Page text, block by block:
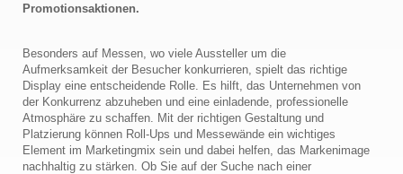
Promotionsaktionen.
Besonders auf Messen, wo viele Aussteller um die
Aufmerksamkeit der Besucher konkurrieren, spielt das richtige
Display eine entscheidende Rolle. Es hilft, das Unternehmen von
der Konkurrenz abzuheben und eine einladende, professionelle
Atmosphäre zu schaffen. Mit der richtigen Gestaltung und
Platzierung können Roll-Ups und Messewände ein wichtiges
Element im Marketingmix sein und dabei helfen, das Markenimage
nachhaltig zu stärken. Ob Sie auf der Suche nach einer